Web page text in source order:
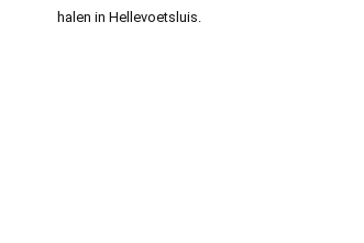
halen in Hellevoetsluis.